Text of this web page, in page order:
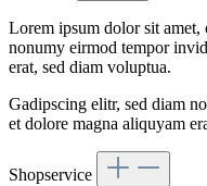
Lorem ipsum dolor sit amet,
nonumy eirmod tempor
erat, sed diam voluptua.
Gadipscing elitr, sed diam
et dolore magna aliquyam
Shopservice